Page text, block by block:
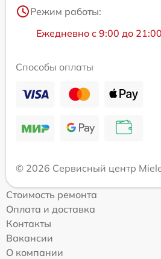
Режим работы:
Ежедневно с 9:00 до 21:00
Способы оплаты
© 2026 Сервисный центр
Стоимость ремонта
Оплата и доставка
Контакты
Вакансии
О компании